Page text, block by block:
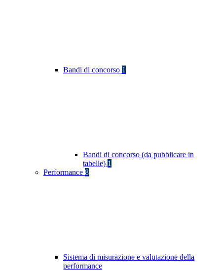
Bandi di concorso 1
Bandi di concorso (da pubblicare in
tabelle) 1
Performance 8
Sistema di misurazione e valutazione della
performance